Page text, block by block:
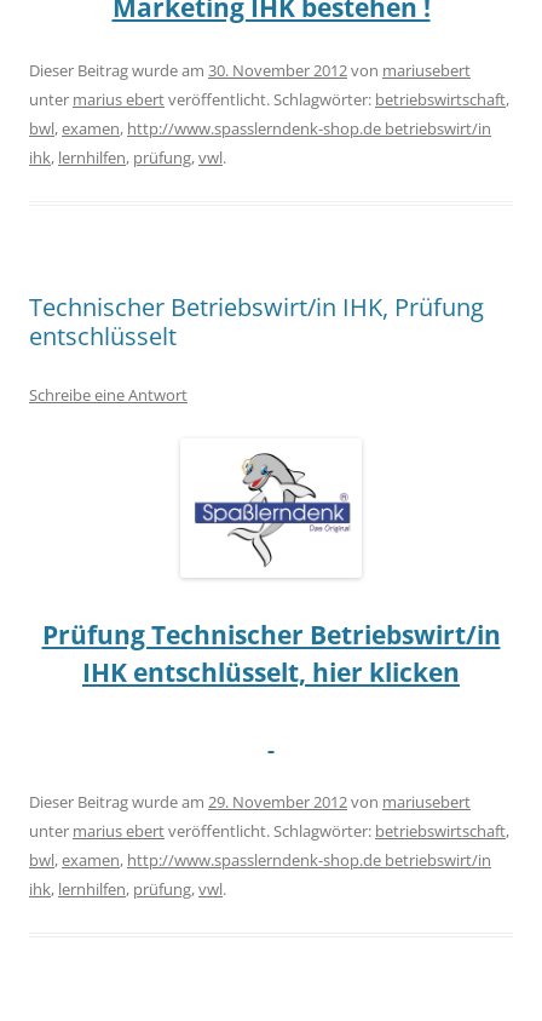
Marketing IHK bestehen !
Dieser Beitrag wurde am 30. November 2012von mariusebert
unter marius ebertveröffentlicht. Schlagwörter: betriebswirtschaft,
bwl,examen, http://www.spasslerndenk-shop.de betriebswirt/in
ihk, lernhilfen, prüfung,vwl.
Technischer Betriebswirt/in IHK, Prüfung
entschlüsselt
Schreibe eine Antwort
Prüfung Technischer Betriebswirt/in
IHK entschlüsselt, hier klicken
Dieser Beitrag wurde am 29. November 2012von mariusebert
unter marius ebertveröffentlicht. Schlagwörter: betriebswirtschaft,
bwl,examen, http://www.spasslerndenk-shop.de betriebswirt/in
ihk, lernhilfen, prüfung,vwl.